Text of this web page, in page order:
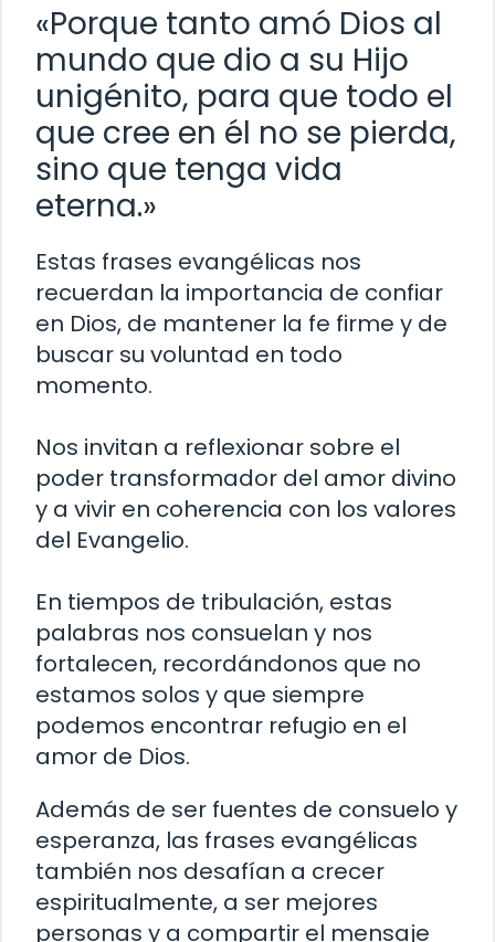
«Porque tanto amó Dios al
mundo que dio a su Hijo
unigénito, para que todo el
que cree en él no se pierda,
sino que tenga vida
eterna.»
Estas frases evangélicas nos
recuerdan la importancia de confiar
en Dios, de mantener la fe firme y de
buscar su voluntad en todo
momento.
Nos invitan a reflexionar sobre el
poder transformador del amor divino
y a vivir en coherencia con los valores
del Evangelio.
En tiempos de tribulación, estas
palabras nos consuelan y nos
fortalecen, recordándonos que no
estamos solos y que siempre
podemos encontrar refugio en el
amor de Dios.
Además de ser fuentes de consuelo y
esperanza, las frases evangélicas
también nos desafían a crecer
espiritualmente, a ser mejores
personas y a compartir el mensaje